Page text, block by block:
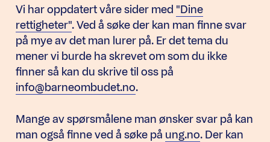
Vi har oppdatert våre sider med "Dine
rettigheter". Ved å søke der kan man finne svar
på mye av det man lurer på. Er det tema du
mener vi burde ha skrevet om som du ikke
finner så kan du skrive til oss på
info@barneombudet.no.
Mange av spørsmålene man ønsker svar på kan
man også finne ved å søke på ung.no. Der kan